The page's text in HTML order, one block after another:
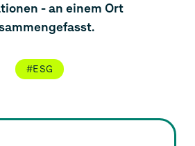
- an einem Ort
#ESG